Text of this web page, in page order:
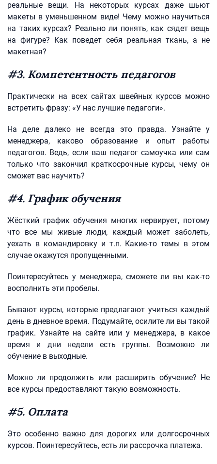
реальные вещи. На некоторых курсах даже шьют
макеты в уменьшенном виде! Чему можно научиться
на таких курсах? Реально ли понять, как сядет вещь
на фигуре? Как поведет себя реальная ткань, а не
макетная?
#3. Компетентность педагогов
Практически на всех сайтах швейных курсов можно
встретить фразу: «У нас лучшие педагоги».
На деле далеко не всегда это правда. Узнайте у
менеджера, каково образование и опыт работы
педагогов. Ведь, если ваш педагог самоучка или сам
только что закончил краткосрочные курсы, чему он
сможет вас научить?
#4. График обучения
Жёсткий график обучения многих нервирует, потому
что все мы живые люди, каждый может заболеть,
уехать в командировку и т.п. Какие-то темы в этом
случае окажутся пропущенными.
Поинтересуйтесь у менеджера, сможете ли вы как-то
восполнить эти пробелы.
Бывают курсы, которые предлагают учиться каждый
день в дневное время. Подумайте, осилите ли вы такой
график. Узнайте на сайте или у менеджера, в какое
время и дни недели есть группы. Возможно ли
обучение в выходные.
Можно ли продолжить или расширить обучение? Не
все курсы предоставляют такую возможность.
#5. Оплата
Это особенно важно для дорогих или долгосрочных
курсов. Поинтересуйтесь, есть ли рассрочка платежа.